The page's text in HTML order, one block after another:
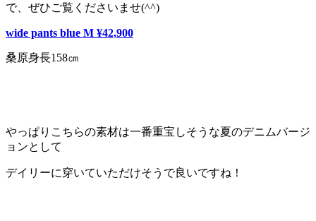
で、ぜひご覧くださいませ(^^)
wide pants blue M ¥42,900
桑原身長158㎝
やっぱりこちらの素材は一番重宝しそうな夏のデニムバージ
ョンとして
デイリーに穿いていただけそうで良いですね！